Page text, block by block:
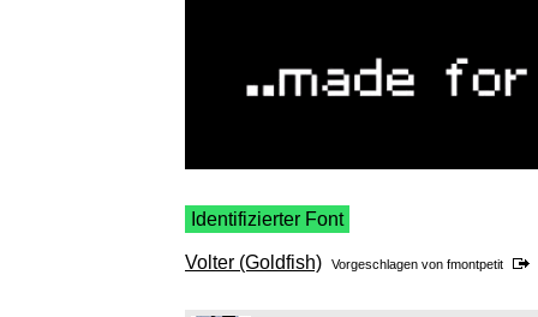
Identifizierter Font
Volter (Goldfish) Vorgeschlagen von fmontpetit